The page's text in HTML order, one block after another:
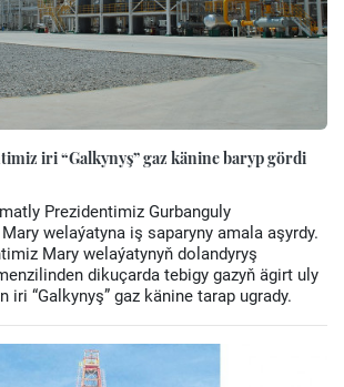
iri “Galkynyş” gaz känine baryp gördi
Prezidentimiz Gurbanguly
welaýatyna iş saparyny amala aşyrdy.
Mary welaýatynyň dolandyryş
dikuçarda tebigy gazyň ägirt uly
iri “Galkynyş” gaz känine tarap ugrady.